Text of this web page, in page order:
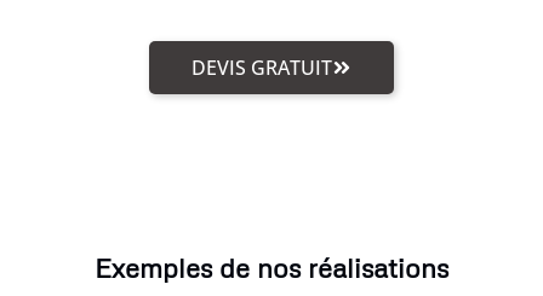
DEVIS GRATUIT
Exemples de nos réalisations